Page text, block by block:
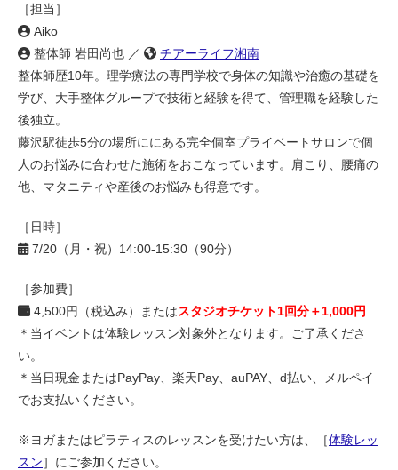
［担当］
Aiko
整体師 岩田尚也 ／
チアーライフ湘南
整体師歴10年。理学療法の専門学校で身体の知識や治癒の基礎を
学び、大手整体グループで技術と経験を得て、管理職を経験した
後独立。
藤沢駅徒歩5分の場所ににある完全個室プライベートサロンで個
人のお悩みに合わせた施術をおこなっています。肩こり、腰痛の
他、マタニティや産後のお悩みも得意です。
［日時］
7/20（月・祝）14:00-15:30（90分）
［参加費］
4,500円（税込み）またはスタジオチケット1回分＋1,000円
＊当イベントは体験レッスン対象外となります。ご了承くださ
い。
＊当日現金またはPayPay、楽天Pay、auPAY、d払い、メルペイ
でお支払いください。
※ヨガまたはピラティスのレッスンを受けたい方は、［体験レッ
スン］にご参加ください。